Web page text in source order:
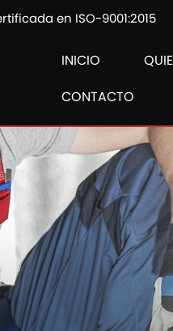
en ISO-9001:2015
INICIO
CONTACTO